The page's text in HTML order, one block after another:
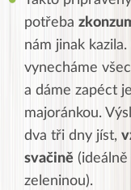
potřeba
nám jinak
vynecháme
a dáme zapéct
majoránkou.
dva tři dny jíst,
svačině
zeleninou).